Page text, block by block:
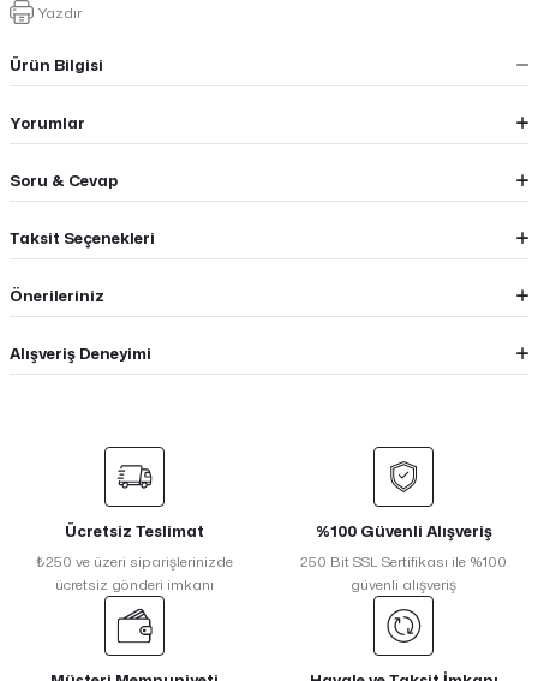
Yazdır
Ürün Bilgisi
Yorumlar
Soru & Cevap
Taksit Seçenekleri
Önerileriniz
Alışveriş Deneyimi
Ücretsiz Teslimat
₺250 ve üzeri siparişlerinizde
ücretsiz gönderi imkanı
%100 Güvenli Alışveriş
250 Bit SSL Sertifikası ile %100
güvenli alışveriş